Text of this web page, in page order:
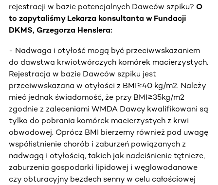
rejestracji w bazie potencjalnych Dawców szpiku? O
to zapytaliśmy Lekarza konsultanta w Fundacji
DKMS, Grzegorza Henslera:
- Nadwaga i otyłość mogą być przeciwwskazaniem
do dawstwa krwiotwórczych komórek macierzystych.
Rejestracja w bazie Dawców szpiku jest
przeciwwskazana w otyłości z BMI≥40 kg/m2. Należy
mieć jednak świadomość, że przy BMI≥35kg/m2
zgodnie z zaleceniami WMDA Dawcy kwalifikowani są
tylko do pobrania komórek macierzystych z krwi
obwodowej. Oprócz BMI bierzemy również pod uwagę
współistnienie chorób i zaburzeń powiązanych z
nadwagą i otyłością, takich jak nadciśnienie tętnicze,
zaburzenia gospodarki lipidowej i węglowodanowe
czy obturacyjny bezdech senny w celu całościowej